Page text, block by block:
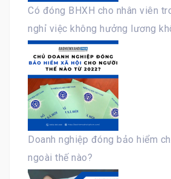
Có đóng BHXH cho nhân viên
nghỉ việc không hưởng lương
Doanh nghiệp đóng bảo hiểm
ngoài thế nào?